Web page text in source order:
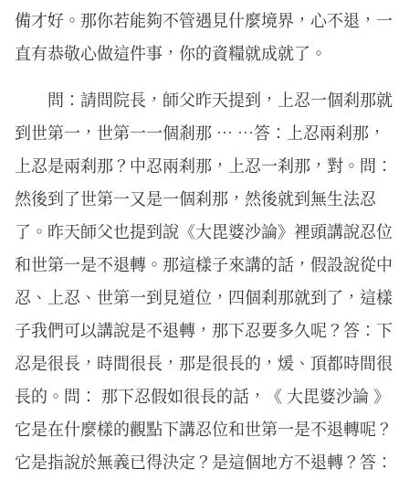
備才好。那你若能夠不管遇見什麼境界，心不退，一
直有恭敬心做這件事，你的資糧就成就了。
問：請問院長，師父昨天提到，上忍一個刹那就
到世第一，世第一一個剎那 … …答：上忍兩刹那，
上忍是兩刹那？中忍兩刹那，上忍一刹那，對。問：
然後到了世第一又是一個刹那，然後就到無生法忍
了。昨天師父也提到說《大毘婆沙論》裡頭講說忍位
和世第一是不退轉。那這樣子來講的話，假設說從中
忍、上忍、世第一到見道位，四個刹那就到了，這樣
子我們可以講說是不退轉，那下忍要多久呢？答：下
忍是很長，時間很長，那是很長的，煖、頂都時間很
長的。問： 那下忍假如很長的話，《 大毘婆沙論 》
它是在什麼樣的觀點下講忍位和世第一是不退轉呢？
它是指說於無義已得決定？是這個地方不退轉？答：